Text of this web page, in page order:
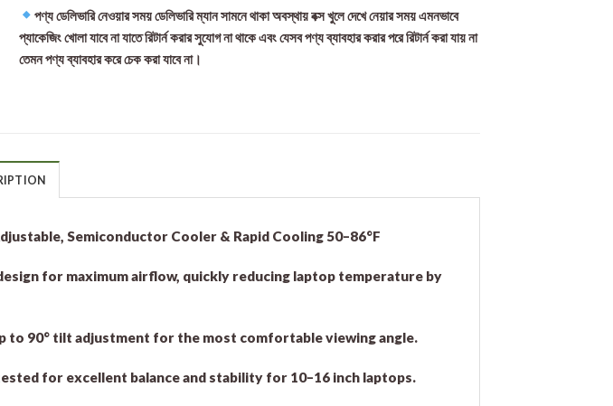
পণ্য ডেলিভারি নেওয়ার সময় ডেলিভারি ম্যান সামনে থাকা অবস্থায় বক্স খুলে দেখে নেয়ার সময় এমনভাবে
প্যাকেজিং খোলা যাবে না যাতে রিটার্ন করার সুযোগ না থাকে এবং যেসব পণ্য ব্যাবহার করার পরে রিটার্ন করা যায় না
তেমন পণ্য ব্যাবহার করে চেক করা যাবে না।
Semiconductor Cooler & Rapid Cooling 50–86°F
for maximum airflow, quickly reducing laptop temperature by
to 90° tilt adjustment for the most comfortable viewing angle.
for excellent balance and stability for 10–16 inch laptops.